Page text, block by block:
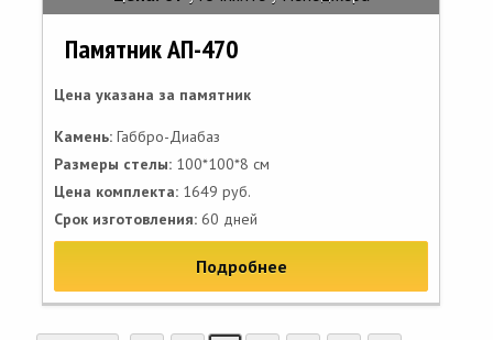
Памятник АП-470
Цена указана за памятник
Камень: Габбро-Диабаз
Размеры стелы: 100*100*8 см
Цена комплекта: 1649 руб.
Срок изготовления: 60 дней
Подробнее